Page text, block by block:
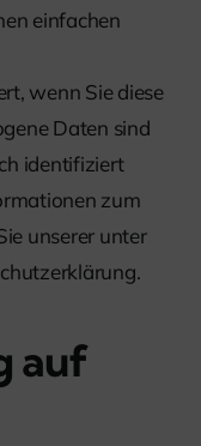
einfachen
wenn Sie diese
Daten sind
identifiziert
zum
unserer unter
auf